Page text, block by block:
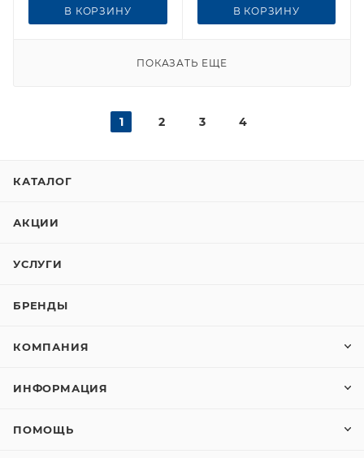
В КОРЗИНУ В КОРЗИНУ
ПОКАЗАТЬ ЕЩЕ
1 2 3 4
КАТАЛОГ
АКЦИИ
УСЛУГИ
БРЕНДЫ
КОМПАНИЯ
ИНФОРМАЦИЯ
ПОМОЩЬ